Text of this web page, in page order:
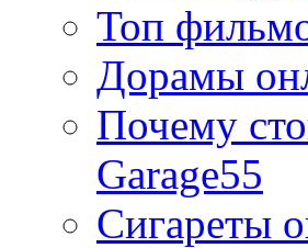
Топ
Дорамы
Почему
Garage55
Сигареты